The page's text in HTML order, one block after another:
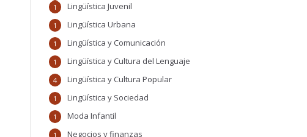
Lingüística Juvenil
1
Lingüística Urbana
1
Lingüística y Comunicación
1
Lingüística y Cultura del Lenguaje
1
Lingüística y Cultura Popular
4
Lingüística y Sociedad
1
Moda Infantil
1
Negocios y finanzas
1